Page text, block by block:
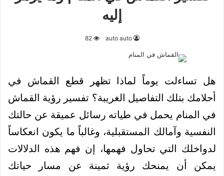
إليه
auto auto
82
هل تساءلت يوماً لماذا تظهر قطع القماش في
أحلامك بتلك التفاصيل الغريبة؟ تفسير رؤية القماش
في المنام يحمل في طياته رسائل عميقة عن حالتك
النفسية وآمالك المستقبلية، وغالباً ما يكون انعكاساً
لدواخلك التي تحاول فهمها، إن فهم هذه الدلالات
يمكن أن يمنحك رؤية ثمينة عن مسار حياتك